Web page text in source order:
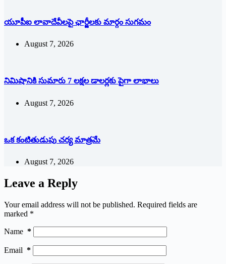
యూపీఐ లావాదేవీలపై ఛార్జీలకు మార్గం సుగమం
August 7, 2026
నిమిషానికి సుమారు 7 లక్షల డాలర్లకు పైగా లాభాలు
August 7, 2026
ఒక కంటితుడుపు చర్య మాత్రమే
August 7, 2026
Leave a Reply
Your email address will not be published. Required fields are
marked *
Name *
Email *